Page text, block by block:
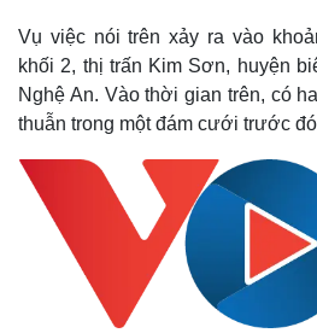
Vụ việc nói trên xảy ra vào
khối 2, thị trấn Kim Sơn, huyện
Nghệ An. Vào thời gian trên, có
thuẫn trong một đám cưới trước